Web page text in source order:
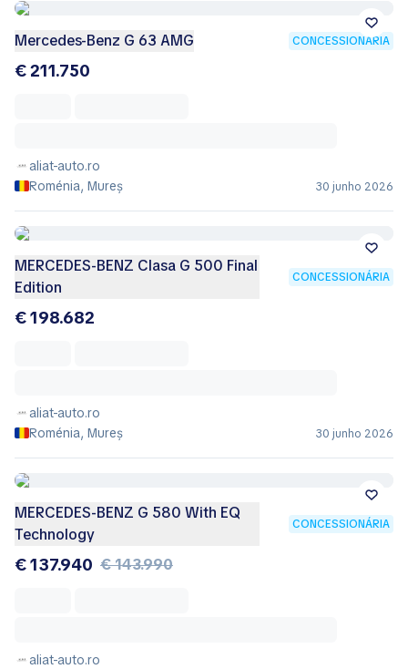
Mercedes-Benz G 63 AMG CONCESSIONÁRIA
€ 211.750
aliat-auto.ro
Roménia, Mureș
30 junho 2026
MERCEDES-BENZ Clasa G 500 Final
Edition
CONCESSIONÁRIA
€ 198.682
aliat-auto.ro
Roménia, Mureș
30 junho 2026
MERCEDES-BENZ G 580 With EQ
Technology
CONCESSIONÁRIA
€ 137.940 € 143.990
aliat-auto.ro